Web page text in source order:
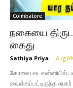
Coimbatore
நகையை
கைது
Sathiya Priya - Aug
கோவை வடவள்ளியில்
வைக்கப்பட்டிருந்த